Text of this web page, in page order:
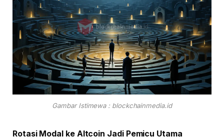
Gambar Istimewa : blockchainmedia.id
Rotasi Modal ke Altcoin Jadi Pemicu Utama